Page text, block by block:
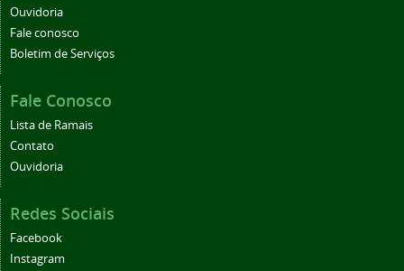
Ouvidoria
Fale conosco
Boletim de Serviços
Fale Conosco
Lista de Ramais
Contato
Ouvidoria
Redes Sociais
Facebook
Instagram